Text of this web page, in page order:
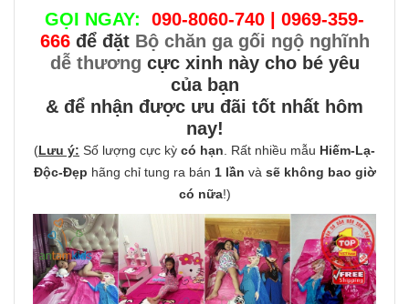
GỌI NGAY:
090-8060-740 | 0969-359-
666 để đặt Bộ chăn ga gối ngộ nghĩnh
dễ thương cực xinh này cho bé yêu
của bạn
& để nhận được ưu đãi tốt nhất hôm
nay!
(Lưu ý: Số lượng cực kỳ có hạn . Rất nhiều mẫu Hiếm-Lạ-
Độc-Đẹp hãng chỉ tung ra bán 1 lần và sẽ không bao giờ
có nữa!)